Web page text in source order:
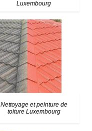
Luxembourg
Nettoyage et peinture de
toiture Luxembourg